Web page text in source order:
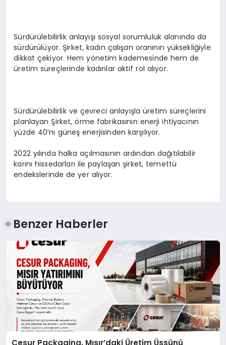
Sürdürülebilirlik anlayışı sosyal sorumluluk alanında da
sürdürülüyor. Şirket, kadın çalışan oranının yüksekliğiyle
dikkat çekiyor. Hem yönetim kademesinde hem de
üretim süreçlerinde kadınlar aktif rol alıyor.
Sürdürülebilirlik ve çevreci anlayışla üretim süreçlerini
planlayan Şirket, örme fabrikasının enerji ihtiyacının
yüzde 40’nı güneş enerjisinden karşılıyor.
2022 yılında halka açılmasının ardından dağıtılabilir
karını hissedarları ile paylaşan şirket, temettü
endekslerinde de yer alıyor.
Benzer Haberler
Cesur Packaging, Mısır’daki Üretim Üssünü